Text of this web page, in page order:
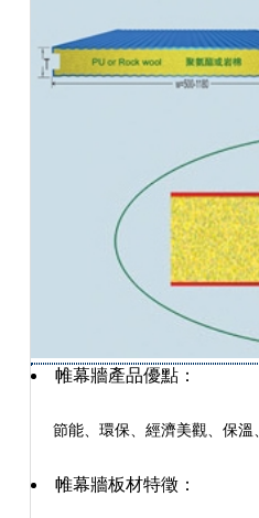
帷幕牆產品優點：
節能、環保、經濟美觀、保
帷幕牆板材特徵：